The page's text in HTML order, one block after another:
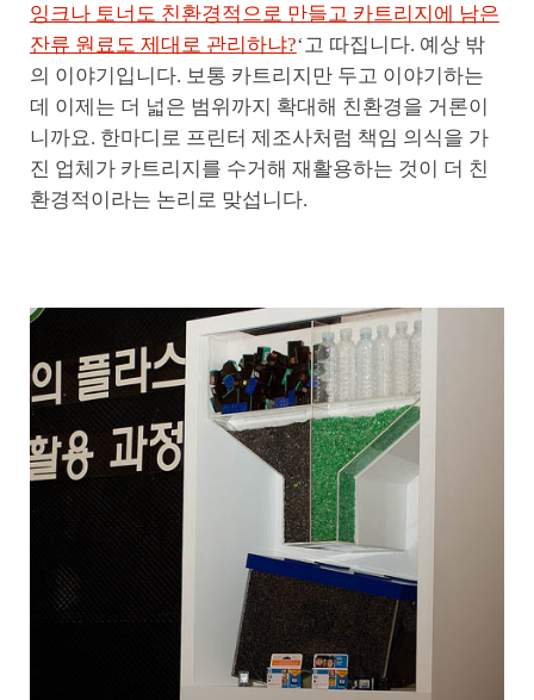
잉크나 토너도 친환경적으로 만들고 카트리지에 남은
잔류 원료도 제대로 관리하냐?‘고 따집니다. 예상 밖
의 이야기입니다. 보통 카트리지만 두고 이야기하는
데 이제는 더 넓은 범위까지 확대해 친환경을 거론이
니까요. 한마디로 프린터 제조사처럼 책임 의식을 가
진 업체가 카트리지를 수거해 재활용하는 것이 더 친
환경적이라는 논리로 맞섭니다.